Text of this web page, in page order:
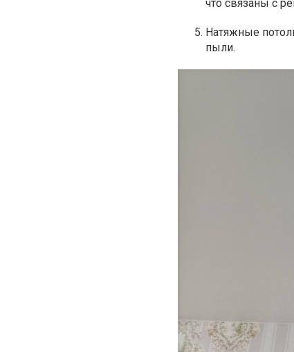
что связаны с
Натяжные
пыли.